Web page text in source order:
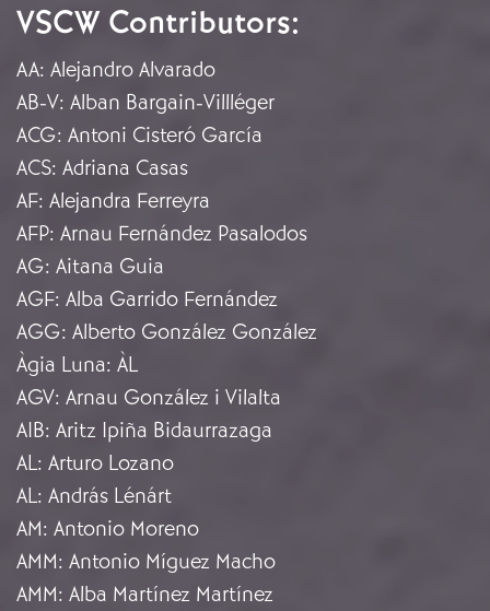
VSCW Contributors:
AA: Alejandro Alvarado
AB-V: Alban Bargain-Villléger
ACG: Antoni Cisteró García
ACS: Adriana Casas
AF: Alejandra Ferreyra
AFP: Arnau Fernández Pasalodos
AG: Aitana Guia
AGF: Alba Garrido Fernández
AGG: Alberto González González
Àgia Luna: ÀL
AGV: Arnau González i Vilalta
AIB: Aritz Ipiña Bidaurrazaga
AL: Arturo Lozano
AL: András Lénárt
AM: Antonio Moreno
AMM: Antonio Míguez Macho
AMM: Alba Martínez Martínez